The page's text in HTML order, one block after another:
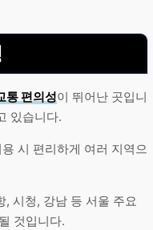
통 편의성이 뛰어난 곳입니
있습니다.
시 편리하게 여러 지역으
, 시청, 강남 등 서울 주요
것입니다.